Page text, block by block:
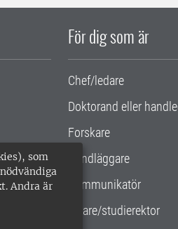
som
Andra är
För dig som är
Chef/ledare
Doktorand eller
Forskare
Handläggare
Kommunikatör
Lärare/studierektor